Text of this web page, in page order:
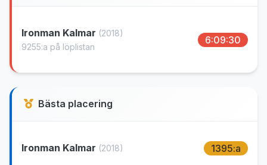
Ironman Kalmar (2018)
9255:a på löplistan
6:09:30
Bästa placering
Ironman Kalmar (2018) 1395:a